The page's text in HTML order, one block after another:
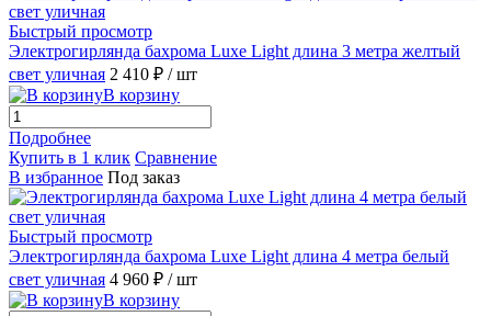
Быстрый просмотр
Электрогирлянда бахрома Luxe Light длина 3 метра желтый
свет уличная 2 410 ₽ / шт
В корзину
Подробнее
Купить в 1 клик Сравнение
В избранное Под заказ
Быстрый просмотр
Электрогирлянда бахрома Luxe Light длина 4 метра белый
свет уличная 4 960 ₽ / шт
В корзину